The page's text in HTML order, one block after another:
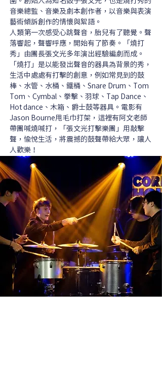
音樂總監、音樂及劇本創作者，以音樂與表演
藝術傾訴創作的情懷與絮語。
人類第一次感受心跳聲音，胎兒有了聽覺。聲
落響起，聲響呼應，開始有了節奏。「燒打
秀」由團長張文光多年演出經驗編劇而成。
「燒打」是以能發出聲音的器具為背景的秀，
生活中處處有打擊的創意，例如常見到的鼓
棒、水管、水桶、鐵桶、Snare Drum、Tom
Tom、Cymbal、拳擊、羽球、Tap Dance、
Hot dance、木箱、爵士鼓等器具。電影有
Jason Bourne甩毛巾打架，這裡有阿文老師
帶團喊燒喊打，「張文光打擊樂團」用敲擊
聲，愉悅生活，將震撼的鼓聲帶給大眾，讓人
人歡樂！